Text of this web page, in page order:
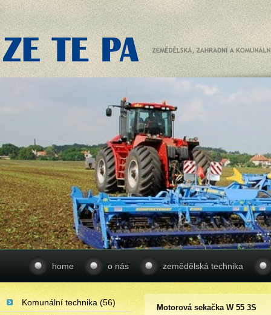
home o nás zemědělská technika
Motorová sekačka W 55 3S
Komunální technika (56)